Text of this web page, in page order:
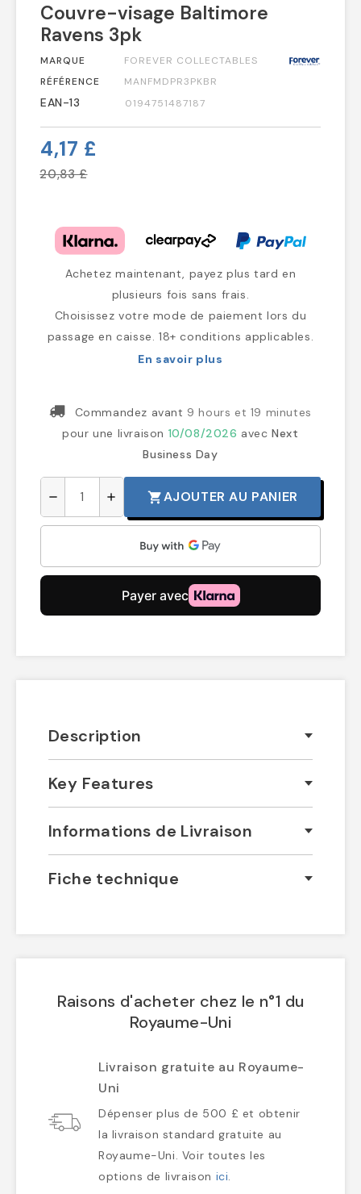
Couvre-visage Baltimore
Ravens 3pk
MARQUE
FOREVER COLLECTABLES
RÉFÉRENCE
MANFMDPR3PKBR
EAN-13 0194751487187
4,17 £
20,83 £
Achetez maintenant, payez plus tard en
plusieurs fois sans frais.
Choisissez votre mode de paiement lors du
passage en caisse. 18+ conditions applicables.
En savoir plus
Commandez avant 9 hours et 19 minutes
pour une livraison 10/08/2026 avecNext
Business Day
remove add shopping_cartAJOUTER AU PANIER
Description
Key Features
Informations de Livraison
Fiche technique
Raisons d'acheter chez le n°1 du
Royaume-Uni
Livraison gratuite au Royaume-
Uni
Dépenser plus de 500 £ et obtenir
la livraison standard gratuite au
Royaume-Uni. Voir toutes les
options de livraison ici.